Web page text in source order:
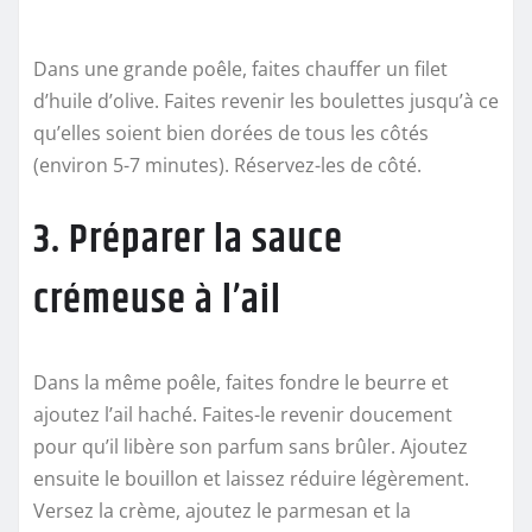
Dans une grande poêle, faites chauffer un filet
d’huile d’olive. Faites revenir les boulettes jusqu’à ce
qu’elles soient bien dorées de tous les côtés
(environ 5-7 minutes). Réservez-les de côté.
3. Préparer la sauce
crémeuse à l’ail
Dans la même poêle, faites fondre le beurre et
ajoutez l’ail haché. Faites-le revenir doucement
pour qu’il libère son parfum sans brûler. Ajoutez
ensuite le bouillon et laissez réduire légèrement.
Versez la crème, ajoutez le parmesan et la